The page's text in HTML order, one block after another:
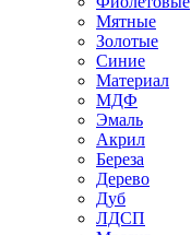
Мятные
Золотые
Синие
Материал
МДФ
Эмаль
Акрил
Береза
Дерево
Дуб
ЛДСП